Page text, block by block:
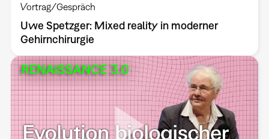
Vortrag/Gespräch
Uwe Spetzger: Mixed reality in moderner
Gehirnchirurgie